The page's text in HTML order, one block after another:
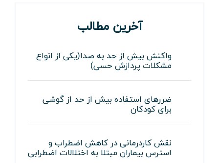
آخرین مطالب
واکنش بیش از حد به صدا(یکی از انواع
مشکلات پردازش حسی)
ضررهای استفاده بیش از حد از گوشی
برای کودکان
نقش کاردرمانی در کاهش اضطراب و
استرس بیماران مبتلا به اختلالات اضطرابی